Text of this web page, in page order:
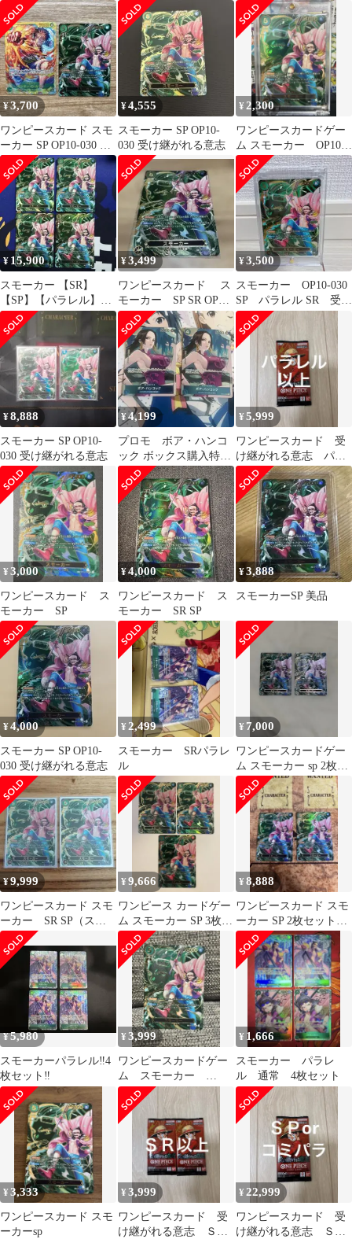
意志
¥3,700
ワンピースカード スモ
ーカー SP OP10-030 受
け継がれる意志 SR
¥4,555
スモーカー SP OP10-
030 受け継がれる意志
¥ 2,300
ワンピースカードゲー
ム スモーカー OP10-
030 （SP、SR）
¥ 15,900
スモーカー 【SR】
【SP】【パラレル】
【緑】【OP10-030】 4
枚
¥3,499
ワンピースカード ス
モーカー SP SR OP10-
030
¥3,500
スモーカー OP10-030
SP パラレル SR 受け
継がれる意志 ワンピ
ース
¥8,888
スモーカー SP OP10-
030 受け継がれる意志
¥4,199
プロモ ボア・ハンコ
ック ボックス購入特典
頂上決戦 2枚セット
¥5,999
ワンピースカード 受
け継がれる意志 パラ
レル以上封入 １パッ
ク 新品未開封
¥3,000
ワンピースカード ス
モーカー SP
¥4,000
ワンピースカード ス
モーカー SR SP
¥3,888
スモーカーSP 美品
¥4,000
スモーカー SP OP10-
030 受け継がれる意志
¥ 2,499
スモーカー SRパラレ
ル
¥ 7,000
ワンピースカードゲー
ム スモーカー sp 2枚セ
ット
¥9,999
ワンピースカード スモ
ーカー SR SP（スペ
シャルカード）
OP10-030
¥9,666
ワンピース カードゲー
ム スモーカー SP 3枚セ
ット
¥8,888
ワンピースカード スモ
ーカー SP 2枚セット
OP10-030
¥5,980
スモーカーパラレル‼️4
枚セット‼️
¥3,999
ワンピースカードゲー
ム スモーカー
OP10-030 SP 【ローダ
ー発送】
¥ 1,666
スモーカー パラレ
ル 通常 4枚セット
¥3,333
ワンピースカード スモ
ーカーsp
¥3,999
ワンピースカード 受
け継がれる意志 ＳＲ
¥ 22,999
ワンピースカード 受
け継がれる意志 ＳＰ